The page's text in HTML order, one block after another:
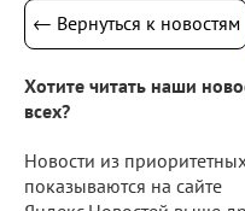
← Вернуться к новостям
Хотите читать наши
всех?
Новости из
показываются на сайте